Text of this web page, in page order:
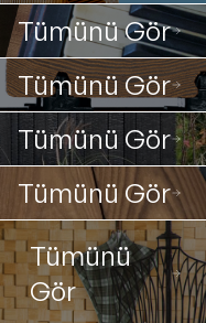
Tümünü Gör
Tümünü Gör
Tümünü Gör
Tümünü Gör
Tümünü
Gör